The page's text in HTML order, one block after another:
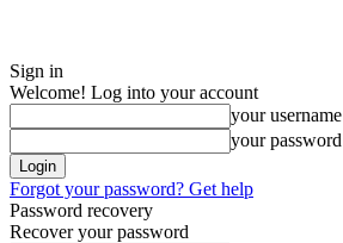
Sign in
Welcome! Log into your account
your username
your password
Forgot your password? Get help
Password recovery
Recover your password